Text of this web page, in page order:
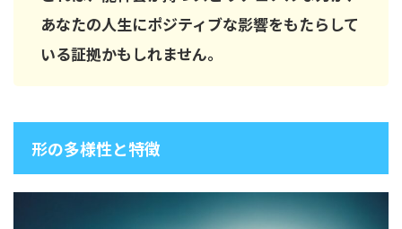
あなたの人生にポジティブな影響をもたらして
いる証拠かもしれません。
形の多様性と特徴